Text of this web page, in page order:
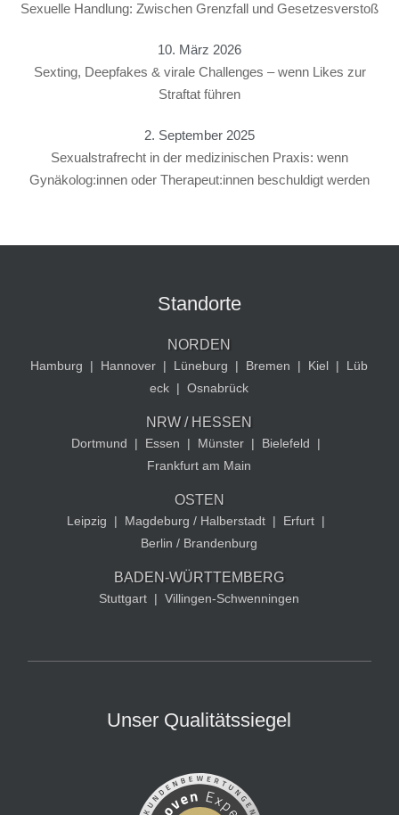
Sexuelle Handlung: Zwischen Grenzfall und Gesetzesverstoß
10. März 2026
Sexting, Deepfakes & virale Challenges – wenn Likes zur
Straftat führen
2. September 2025
Sexualstrafrecht in der medizinischen Praxis: wenn
Gynäkolog:innen oder Therapeut:innen beschuldigt werden
Standorte
NORDEN
Hamburg | Hannover | Lüneburg | Bremen | Kiel |
Lüb
eck | Osnabrück
NRW / HESSEN
Dortmund | Essen | Münster | Bielefeld
|
Frankfurt am Main
OSTEN
Leipzig | Magdeburg / Halberstadt | Erfurt |
Berlin / Brandenburg
BADEN-WÜRTTEMBERG
Stuttgart | Villingen-Schwenningen
Unser Qualitätssiegel